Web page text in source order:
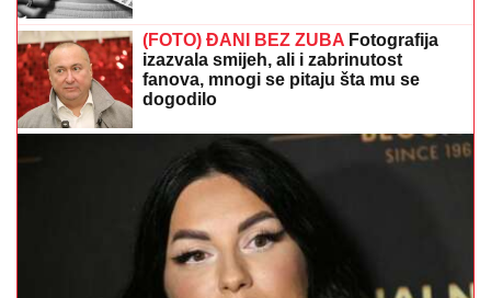
(FOTO) ĐANI BEZ ZUBA Fotografija
izazvala smijeh, ali i zabrinutost
fanova, mnogi se pitaju šta mu se
dogodilo